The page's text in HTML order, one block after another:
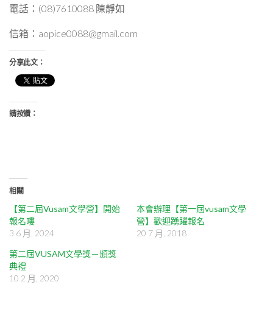
電話：(08)7610088 陳靜如
信箱：aopice0088@gmail.com
分享此文：
請按讚：
相關
【第二屆Vusam文學營】開始
報名嘍
3 6 月, 2024
本會辦理【第一屆vusam文學
營】歡迎踴躍報名
20 7 月, 2018
第二屆VUSAM文學獎－頒獎
典禮
10 2 月, 2020